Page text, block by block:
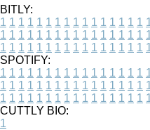
BITLY:
1 1 1 1 1 1 1 1 1 1 1 1 1 1 1 1
1 1 1 1 1 1 1 1 1 1 1 1 1 1 1 1
1 1 1 1 1 1 1 1 1 1 1 1 1 1 1 1
SPOTIFY:
1 1 1 1 1 1 1 1 1 1 1 1 1 1 1 1
1 1 1 1 1 1 1 1 1 1 1 1 1 1 1 1
1 1 1 1 1 1 1 1 1 1 1 1 1 1 1 1
CUTTLY BIO:
1